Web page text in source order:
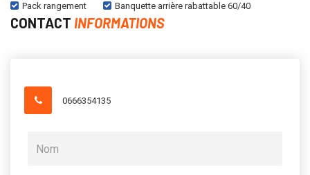
Pack rangement
Banquette arrière rabattable 60/40
CONTACT INFORMATIONS
0666354135